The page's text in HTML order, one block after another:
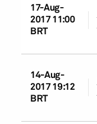
17-Aug-
2017 11:00
BRT
14-Aug-
2017 19:12
BRT